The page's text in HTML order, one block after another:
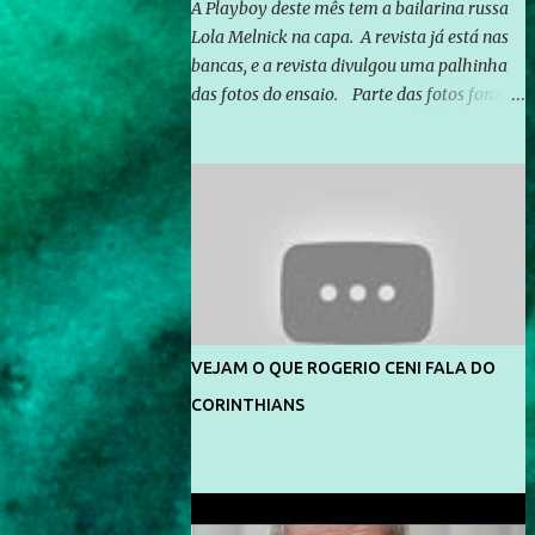
A Playboy deste mês tem a bailarina russa
Lola Melnick na capa. A revista já está nas
bancas, e a revista divulgou uma palhinha
das fotos do ensaio. Parte das fotos foram
divulga capa e primeiras fotos de Lola
Melnick - @aredacao
VEJAM O QUE ROGERIO CENI FALA DO
CORINTHIANS